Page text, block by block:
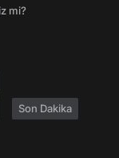
mi?
Son Dakika